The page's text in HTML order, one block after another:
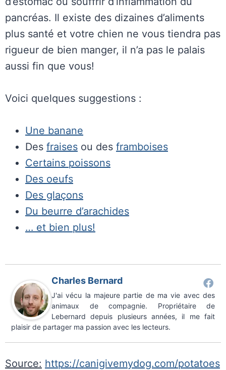
pancréas. Il existe des dizaines d’aliments
plus santé et votre chien ne vous tiendra pas
rigueur de bien manger, il n’a pas le palais
aussi fin que vous!
Voici quelques suggestions :
Une banane
Des fraises ou des framboises
Certains poissons
Des oeufs
Des glaçons
Du beurre d’arachides
… et bien plus!
Charles Bernard
J'ai vécu la majeure partie de ma vie avec des
animaux de compagnie. Propriétaire de
Lebernard depuis plusieurs années, il me fait
plaisir de partager ma passion avec les lecteurs.
Source: https://canigivemydog.com/potatoes